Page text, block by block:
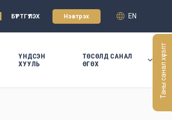
БҮРТГҮҮЛЭХ Нэвтрэх EN
ҮНДСЭН
ХУУЛЬ
ТӨСӨЛД САНАЛ
ӨГӨХ
Таны санал хүсэлт